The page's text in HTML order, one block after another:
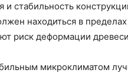
и стабильность
находиться в
риск деформации
микроклиматом